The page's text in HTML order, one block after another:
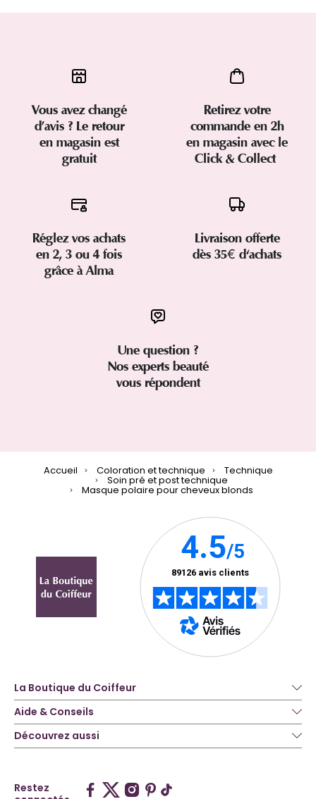
Vous avez changé
d’avis ? Le retour
en magasin est
gratuit
Retirez votre
commande en 2h
en magasin avec le
Click & Collect
Réglez vos achats
en 2, 3 ou 4 fois
grâce à Alma
Livraison offerte
dès 35€ d'achats
Une question ?
Nos experts beauté
vous répondent
Accueil Coloration et technique Technique
Soin pré et post technique
Masque polaire pour cheveux blonds
La Boutique du Coiffeur
Aide & Conseils
Découvrez aussi
Restez